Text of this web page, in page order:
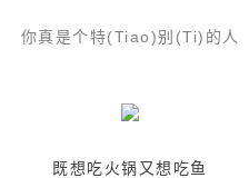
你真是个特(Tiao)别(Ti)的人
既想吃火锅又想吃鱼